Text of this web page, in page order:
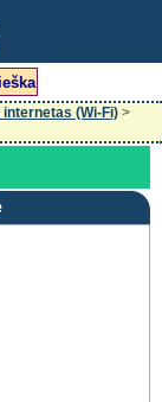
(Wi-Fi) >